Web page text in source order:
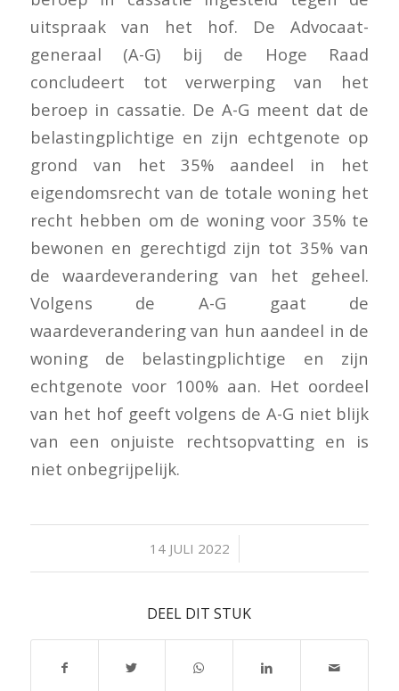
uitspraak van het hof. De Advocaat-
generaal (A-G) bij de Hoge Raad
concludeert tot verwerping van het
beroep in cassatie. De A-G meent dat de
belastingplichtige en zijn echtgenote op
grond van het 35% aandeel in het
eigendomsrecht van de totale woning het
recht hebben om de woning voor 35% te
bewonen en gerechtigd zijn tot 35% van
de waardeverandering van het geheel.
Volgens de A-G gaat de
waardeverandering van hun aandeel in de
woning de belastingplichtige en zijn
echtgenote voor 100% aan. Het oordeel
van het hof geeft volgens de A-G niet blijk
van een onjuiste rechtsopvatting en is
niet onbegrijpelijk.
14 JULI 2022
/
DEEL DIT STUK